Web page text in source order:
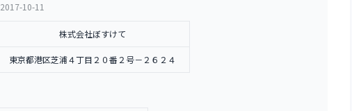
2017-10-11
株式会社ぼすけて
東京都港区芝浦４丁目２０番２号－２６２４